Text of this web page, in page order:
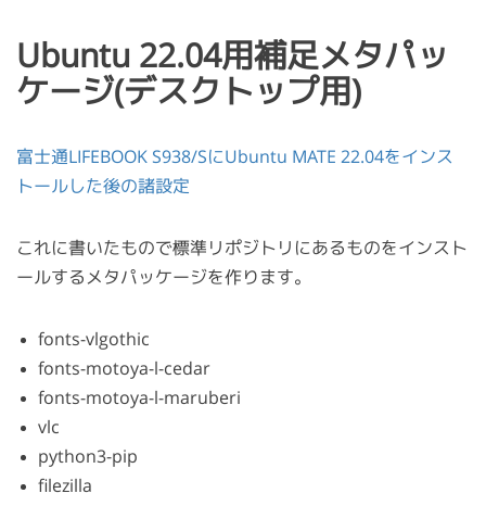
Ubuntu 22.04用補足メタパッ
ケージ(デスクトップ用)
富士通LIFEBOOK S938/SにUbuntu MATE 22.04をインス
トールした後の諸設定
これに書いたもので標準リポジトリにあるものをインスト
ールするメタパッケージを作ります。
fonts-vlgothic
fonts-motoya-l-cedar
fonts-motoya-l-maruberi
vlc
python3-pip
filezilla